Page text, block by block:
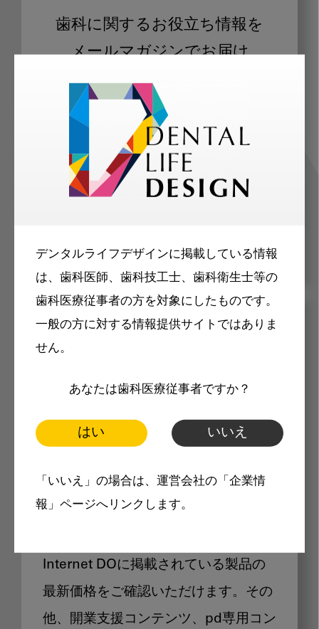
デンタルライフデザインに掲載している情報
は、歯科医師、歯科技工士、歯科衛生士等の
歯科医療従事者の方を対象にしたものです。
一般の方に対する情報提供サイトではありま
せん。
あなたは歯科医療従事者ですか？
はい いいえ
「いいえ」の場合は、運営会社の「企業情
報」ページへリンクします。
歯科に関するお役立ち情報を
メールマガジンでお届け
ご登録いただいた職種（歯科医師、歯
科衛生士、歯科技工士）に合わせた内
容のメールマガジンをお届けします。
メリット
製品価格も閲覧可能
Internet DOに掲載されている製品の
最新価格をご確認いただけます。その
他、開業支援コンテンツ、pd専用コン